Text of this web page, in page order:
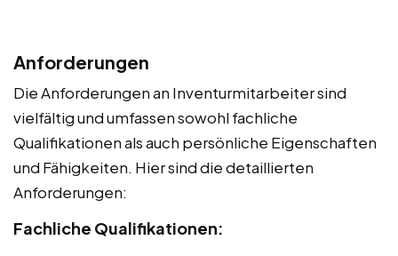
Anforderungen
Die Anforderungen an Inventurmitarbeiter sind
vielfältig und umfassen sowohl fachliche
Qualifikationen als auch persönliche Eigenschaften
und Fähigkeiten. Hier sind die detaillierten
Anforderungen:
Fachliche Qualifikationen: